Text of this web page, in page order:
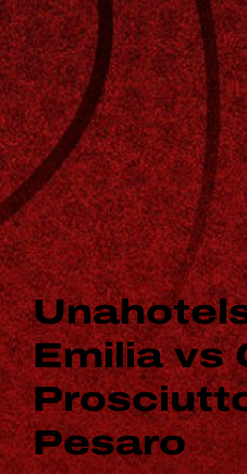
Emilia vs
Pesaro